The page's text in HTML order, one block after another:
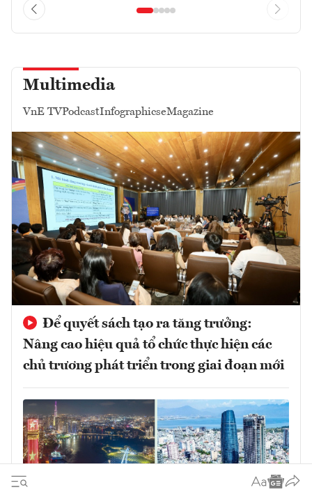
Multimedia
VnE TVPodcastInfographicseMagazine
Để quyết sách tạo ra tăng trưởng:
Nâng cao hiệu quả tổ chức thực hiện các
chủ trương phát triển trong giai đoạn mới